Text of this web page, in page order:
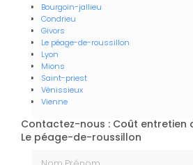
Bourgoin-jallieu
Condrieu
Givors
Le péage-de-roussillon
Lyon
Mions
Saint-priest
Vénissieux
Vienne
Contactez-nous : Coût entretien
Le péage-de-roussillon